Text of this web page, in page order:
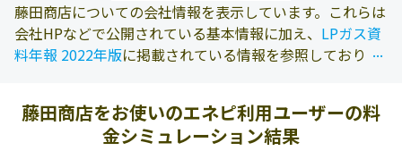
藤田商店についての会社情報を表示しています。これらは
会社HPなどで公開されている基本情報に加え、 LPガス資
料年報 2022年版に掲載されている情報を参照しておりま...
...
藤田商店をお使いのエネピ利用ユーザーの料
金シミュレーション結果